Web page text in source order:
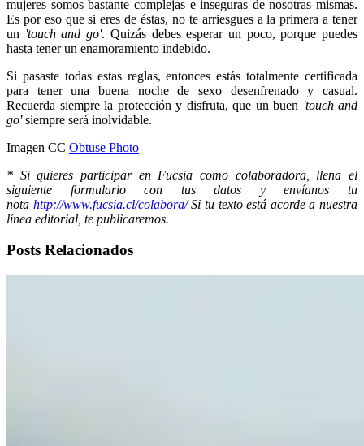
mujeres somos bastante complejas e inseguras de nosotras mismas.
Es por eso que si eres de éstas, no te arriesgues a la primera a tener
un 'touch and go'. Quizás debes esperar un poco, porque puedes
hasta tener un enamoramiento indebido.
Si pasaste todas estas reglas, entonces estás totalmente certificada
para tener una buena noche de sexo desenfrenado y casual.
Recuerda siempre la protección y disfruta, que un buen 'touch and
go'siempre será inolvidable.
Imagen CC Obtuse Photo
* Si quieres participar en Fucsia como colaboradora, llena el
siguiente formulario con tus datos y envíanos tu
nota http://www.fucsia.cl/colabora/Si tu texto está acorde a nuestra
línea editorial, te publicaremos.
Posts Relacionados